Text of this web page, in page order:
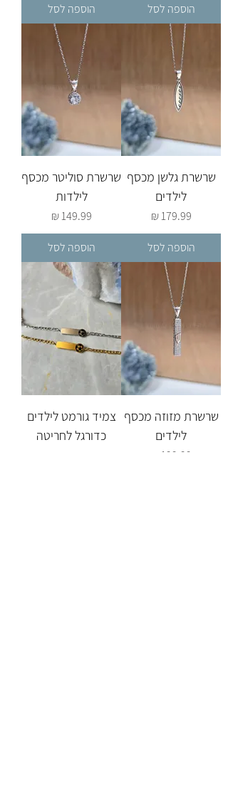
הוספה לסל הוספה לסל
שרשרת גלשן מכסף
לילדים
מחיר
הוספה לסל
שרשרת סוליטר מכסף
לילדות
מחיר
הוספה לסל
שרשרת מזוזה מכסף
לילדים
מחיר
צמיד גורמט לילדים
כדורגל לחריטה